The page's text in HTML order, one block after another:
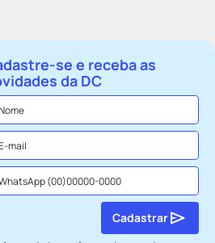
se e receba as
da DC
Cadastrar